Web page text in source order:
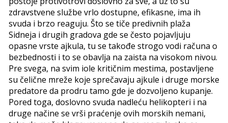
zdravstvene službe vrlo dostupne, efikasne, ima ih
svuda i brzo reaguju. Što se tiče predivnih plaža
Sidneja i drugih gradova gde se često pojavljuju
opasne vrste ajkula, tu se takođe strogo vodi računa o
bezbednosti i to se obavlja na zaista na visokom nivou.
Pre svega, na svim iole kritičnim mestima, postavljene
su čelične mreže koje sprečavaju ajkule i druge morske
predatore da prodru tamo gde je dozvoljeno kupanje.
Pored toga, doslovno svuda nadleću helikopteri i na
druge načine se vrši praćenje ovih morskih nemani,